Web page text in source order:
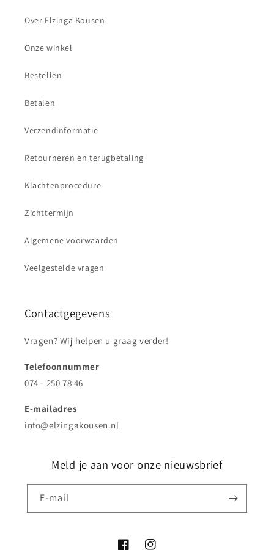
Over Elzinga Kousen
Onze winkel
Bestellen
Betalen
Verzendinformatie
Retourneren en terugbetaling
Klachtenprocedure
Zichttermijn
Algemene voorwaarden
Veelgestelde vragen
Contactgegevens
Vragen? Wij helpen u graag verder!
Telefoonnummer
074 - 250 78 46
E-mailadres
info@elzingakousen.nl
Meld je aan voor onze nieuwsbrief
E‑mail